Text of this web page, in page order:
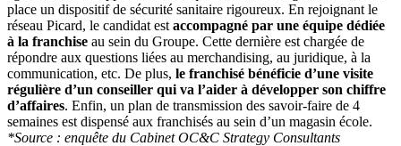
place un dispositif de sécurité sanitaire rigoureux. En rejoignant le
réseau Picard, le candidat est accompagné par une équipe dédiée
à la franchise au sein du Groupe. Cette dernière est chargée de
répondre aux questions liées au merchandising, au juridique, à la
communication, etc. De plus, le franchisé bénéficie d’une visite
régulière d’un conseiller qui va l’aider à développer son chiffre
d’affaires. Enfin, un plan de transmission des savoir-faire de 4
semaines est dispensé aux franchisés au sein d’un magasin école.
*Source : enquête du Cabinet OC&C Strategy Consultants